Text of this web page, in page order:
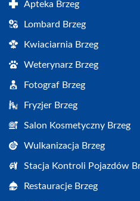
Apteka Brzeg
Lombard Brzeg
Kwiaciarnia Brzeg
Weterynarz Brzeg
Fotograf Brzeg
Fryzjer Brzeg
Salon Kosmetyczny Brzeg
Wulkanizacja Brzeg
Stacja Kontroli Pojazdów
Restauracje Brzeg